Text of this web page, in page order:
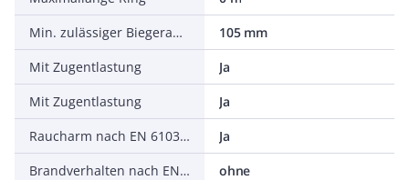
Min. zulässiger Biegeradius, stationärer Einsatz/fest verlegt
105 mm
Mit Zugentlastung
Ja
Mit Zugentlastung
Ja
Raucharm nach EN 61034-2
Ja
Brandverhalten nach EN 13501-6: Rauchentwicklung
ohne